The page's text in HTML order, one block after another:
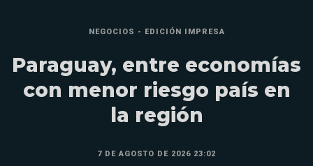
NEGOCIOS - EDICIÓN IMPRESA
Paraguay, entre economías
con menor riesgo país en
la región
7 DE AGOSTO DE 2026 23:02